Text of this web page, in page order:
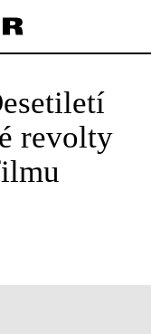
žádné položky.
revolty